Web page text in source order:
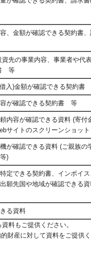
、金額が確認できる契約書
先の事業内容、事業者や代
等
入)金額が確認できる契約書
が確認できる契約書 等
内容が確認できる資料 (寄付
サイトのスクリーンショッ
が確認できる資料 (ご親族の
)
定できる契約書、インボイ
願先国や地域が確認できる
る資料
料もご提供ください。
財産に対して資料をご提供